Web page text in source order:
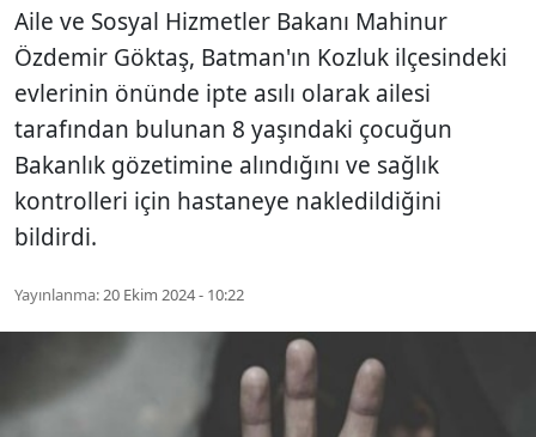
Aile ve Sosyal Hizmetler Bakanı Mahinur
Özdemir Göktaş, Batman'ın Kozluk ilçesindeki
evlerinin önünde ipte asılı olarak ailesi
tarafından bulunan 8 yaşındaki çocuğun
Bakanlık gözetimine alındığını ve sağlık
kontrolleri için hastaneye nakledildiğini
bildirdi.
Yayınlanma:20 Ekim 2024 - 10:22